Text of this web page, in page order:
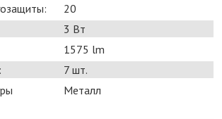
20
3 Bт
1575 lm
7 шт.
Металл